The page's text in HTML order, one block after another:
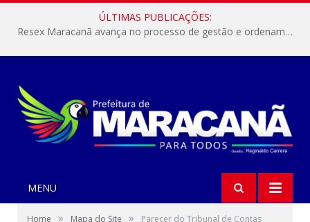
ÚLTIMAS PUBLICAÇÕES:
Resex Maracanã avança no processo de gestão e ordenamento do turismo em nossas áreas protegidas.
MENU
Home » Mapa do Site » Parecer do Tribunal de Contas